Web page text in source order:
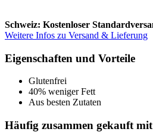
Schweiz: Kostenloser
Weitere Infos zu Versand & Lieferung
Eigenschaften und Vorteile
Glutenfrei
40% weniger Fett
Aus besten Zutaten
Häufig zusammen gekauft